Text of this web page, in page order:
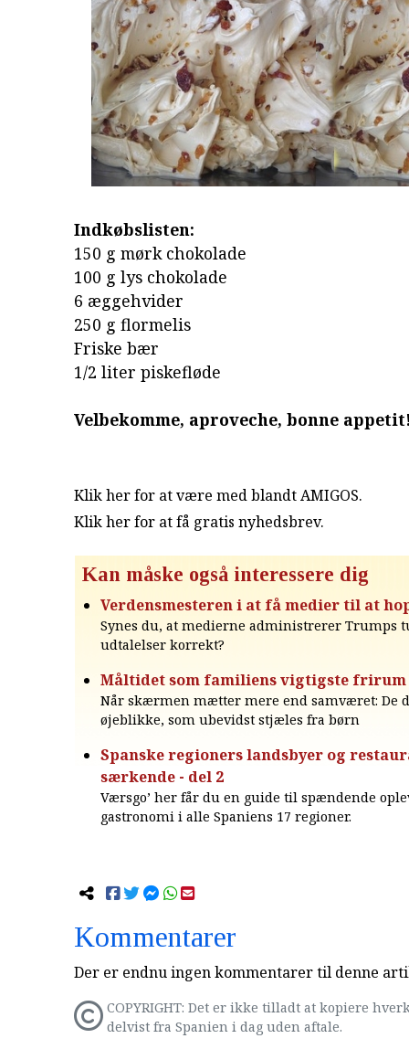
Indkøbslisten:
150 g mørk chokolade
100 g lys chokolade
6 æggehvider
250 g flormelis
Friske bær
1/2 liter piskefløde
Velbekomme, aproveche, bonne
Klik her for at være med blandt AMIGOS.
Klik her for at få gratis nyhedsbrev.
Kan måske også interessere dig
Verdensmesteren i at få medier til at
Synes du, at medierne administrerer Trumps
udtalelser korrekt?
Måltidet som familiens vigtigste frirum
Når skærmen mætter mere end samværet: De
øjeblikke, som ubevidst stjæles fra børn
Spanske regioners landsbyer og
særkende - del 2
Værsgo’ her får du en guide til spændende
gastronomi i alle Spaniens 17 regioner.
Kommentarer
Der er endnu ingen kommentarer til denne
COPYRIGHT: Det er ikke tilladt at kopiere
delvist fra Spanien i dag uden aftale.